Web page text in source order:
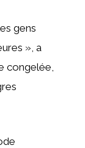
gens
», a
congelée,